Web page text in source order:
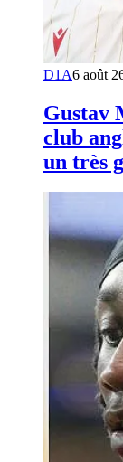
D1A6 août
Gustav
club
un très